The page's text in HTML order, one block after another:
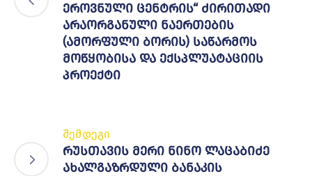
ეროვნული ცენტრის“ ძირითადი
არაორგანული ნაერთების
(ამორფული ბორის) საწარმოს
მოწყობისა და ექსპლუატაციის
პროექტი
შემდეგი
რუსთავის მერი ნინო ლაცაბიძე
ახალგაზრდული ბანაკის